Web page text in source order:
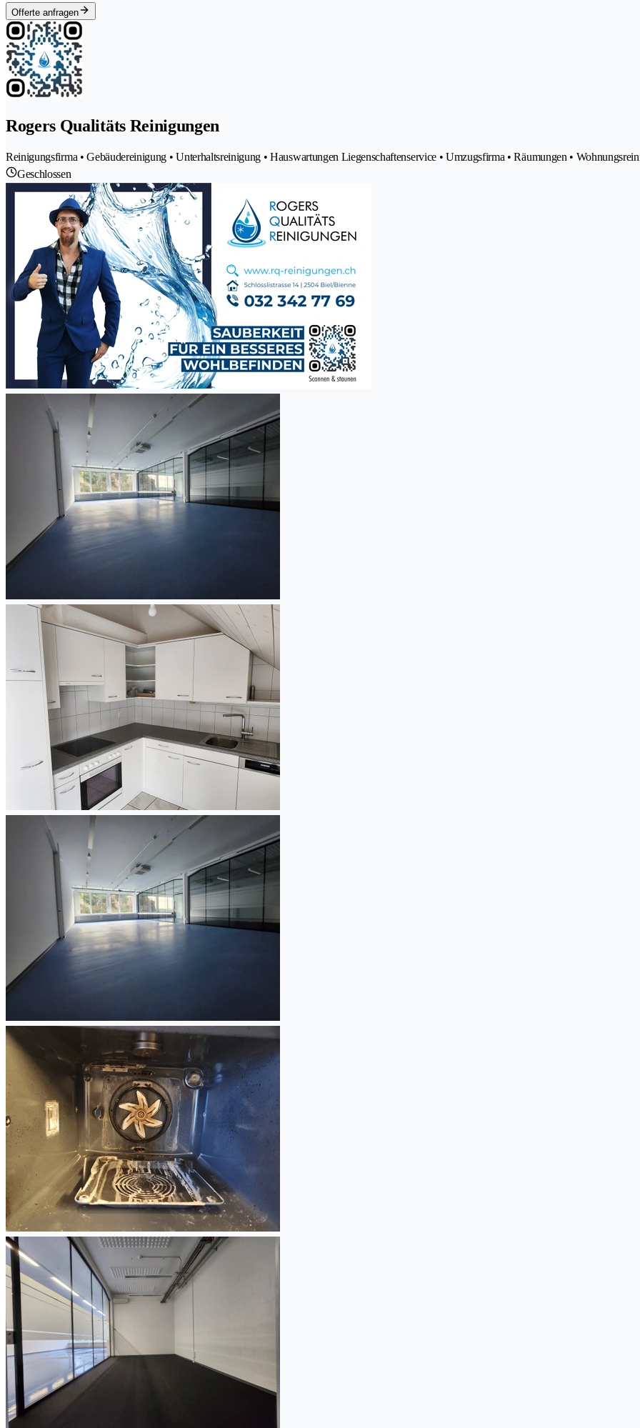
Offerte anfragen
Rogers Qualitäts Reinigungen
Reinigungsfirma • Gebäudereinigung • Unterhaltsreinigung • Hauswartungen Liegenschaftenservice • Umzugsfirma • Räumungen •
Geschlossen